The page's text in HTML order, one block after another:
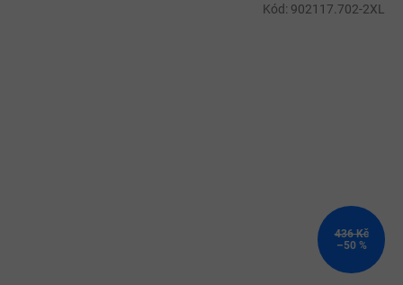
436 Kč
–50 %
Kód: 902117.702-2XL